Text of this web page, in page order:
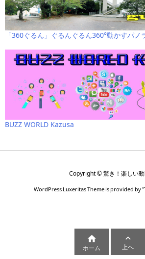
「360ぐるん」ぐるんぐるん360°動かすパノ
BUZZ WORLD Kazusa
Copyright ©驚き！楽しい
WordPress Luxeritas Theme is provided by "

ホーム

上へ